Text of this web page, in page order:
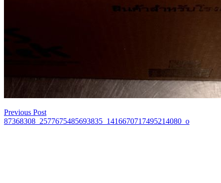
เมนู
Previous Post
87368308_2577675485693835_1416670717495214080_o